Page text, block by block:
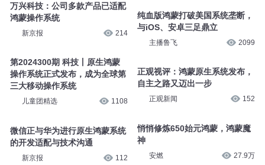
万兴科技：公司多款产品已适配
鸿蒙操作系统
新京报 214
第2024300期 科技丨原生鸿蒙
操作系统正式发布，成为全球第
三大移动操作系统
儿童团精选 1108
微信正与华为进行原生鸿蒙系统
的开发适配与技术沟通
新京报 112
纯血版鸿蒙打破美国系统垄断，
与iOS、安卓三足鼎立
主播鲁飞 2099
正观视评：鸿蒙原生系统发布，
自主之路又迈出一步
正观新闻 152
悄悄修炼650始元鸿蒙，鸿蒙魔
神
安燃 27.9万